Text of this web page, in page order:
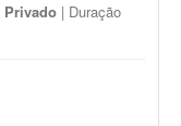
Privado | Duração